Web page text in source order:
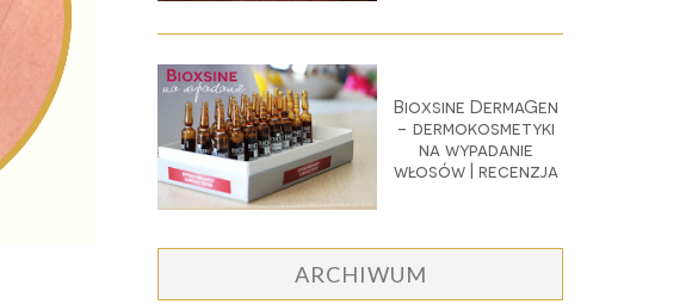
Bioxsine DermaGen
- dermokosmetyki
na wypadanie
włosów | recenzja
ARCHIWUM